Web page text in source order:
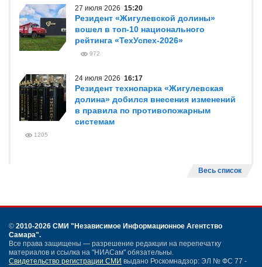
27 июля 2026 15:20
Резидент «Жигулевской долины»
вошел в топ-10 национального
рейтинга «ТехУспех-2026»
972
24 июля 2026 16:17
Резидент технопарка «Жигулевская
долина» добился внесения изменений
в правила по противопожарным
системам
1205
Весь список
© 2010-2026 СМИ "Независимое Информационное Агентство
Самара".
Все права защищены — разрешение редакции на перепечатку
материалов и ссылка на "НИАСам" обязательны.
Свидетельство регистрации СМИ выдано Роскомнадзор: ЭЛ № ФС 77 -